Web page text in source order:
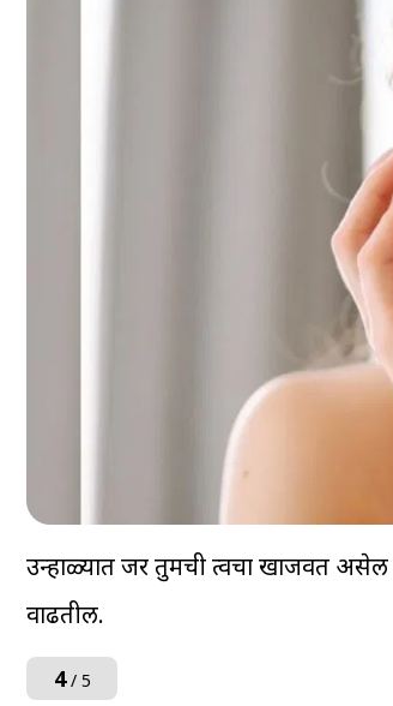
उन्हाळ्यात जर तुमची त्वचा खाजवत
वाढतील.
4/ 5